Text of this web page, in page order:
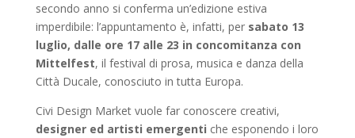
secondo anno si conferma un’edizione estiva
imperdibile: l’appuntamento è, infatti, persabato 13
luglio, dalle ore 17 alle 23 in concomitanza con
Mittelfest, il festival di prosa, musica e danza della
Città Ducale, conosciuto in tutta Europa.
Civi Design Market vuole far conoscere creativi,
designer ed artisti emergenti che esponendo i loro